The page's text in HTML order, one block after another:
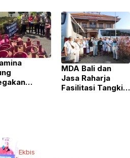
Karangasem
MDA Bali dan
Jasa Raharja
Fasilitasi Tangkil
Ekbis